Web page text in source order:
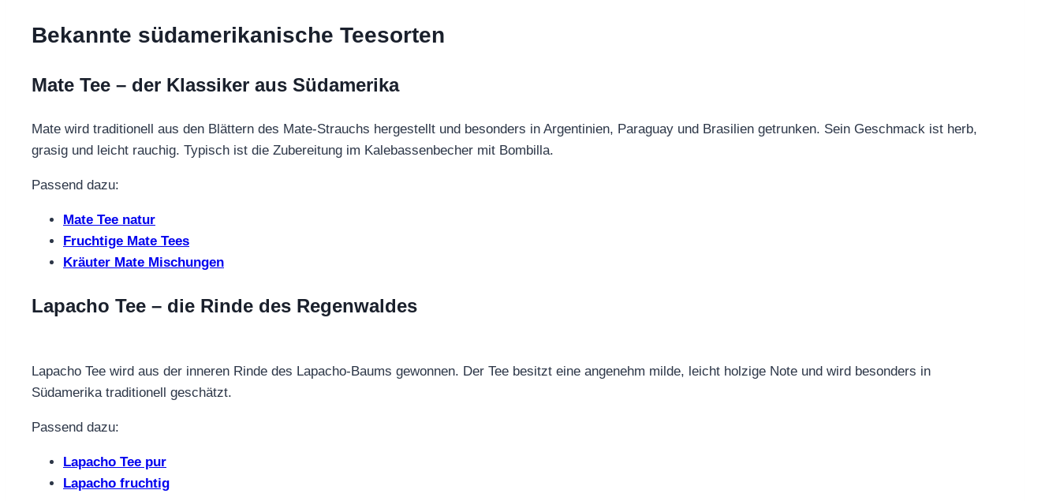
Bekannte südamerikanische Teesorten
Mate Tee – der Klassiker aus Südamerika
Mate wird traditionell aus den Blättern des Mate-Strauchs hergestellt und besonders in Argentinien, Paraguay und Brasilien getrunken. Sein Geschmack ist herb,
grasig und leicht rauchig. Typisch ist die Zubereitung im Kalebassenbecher mit Bombilla.
Passend dazu:
Mate Tee natur
Fruchtige Mate Tees
Kräuter Mate Mischungen
Lapacho Tee – die Rinde des Regenwaldes
Lapacho Tee wird aus der inneren Rinde des Lapacho-Baums gewonnen. Der Tee besitzt eine angenehm milde, leicht holzige Note und wird besonders in
Südamerika traditionell geschätzt.
Passend dazu:
Lapacho Tee pur
Lapacho fruchtig